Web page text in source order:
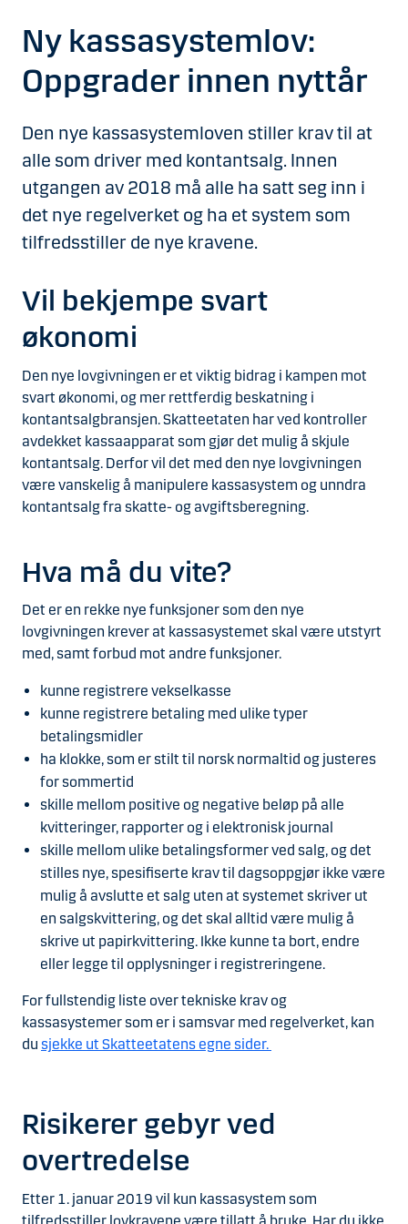
Ny kassasystemlov:
Oppgrader innen nyttår
Den nye kassasystemloven stiller krav til at
alle som driver med kontantsalg. Innen
utgangen av 2018 må alle ha satt seg inn i
det nye regelverket og ha et system som
tilfredsstiller de nye kravene.
Vil bekjempe svart
økonomi
Den nye lovgivningen er et viktig bidrag i kampen mot
svart økonomi, og mer rettferdig beskatning i
kontantsalgbransjen. Skatteetaten har ved kontroller
avdekket kassaapparat som gjør det mulig å skjule
kontantsalg. Derfor vil det med den nye lovgivningen
være vanskelig å manipulere kassasystem og unndra
kontantsalg fra skatte- og avgiftsberegning.
Hva må du vite?
Det er en rekke nye funksjoner som den nye
lovgivningen krever at kassasystemet skal være utstyrt
med, samt forbud mot andre funksjoner.
kunne registrere vekselkasse
kunne registrere betaling med ulike typer
betalingsmidler
ha klokke, som er stilt til norsk normaltid og justeres
for sommertid
skille mellom positive og negative beløp på alle
kvitteringer, rapporter og i elektronisk journal
skille mellom ulike betalingsformer ved salg, og det
stilles nye, spesifiserte krav til dagsoppgjør ikke være
mulig å avslutte et salg uten at systemet skriver ut
en salgskvittering, og det skal alltid være mulig å
skrive ut papirkvittering. Ikke kunne ta bort, endre
eller legge til opplysninger i registreringene.
For fullstendig liste over tekniske krav og
kassasystemer som er i samsvar med regelverket, kan
du sjekke ut Skatteetatens egne sider.
Risikerer gebyr ved
overtredelse
Etter 1. januar 2019 vil kun kassasystem som